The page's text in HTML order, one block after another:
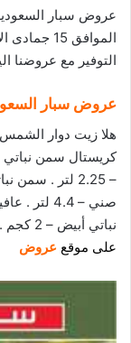
التوفير مع عروضنا
عروض سبار
نباتي أبيض – 2 كجم . جنة سمن نباتي – 700 جم
على موقع عروض